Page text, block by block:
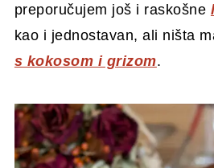
preporučujem još i raskošne
kao i jednostavan, ali ništa
s kokosom i grizom.